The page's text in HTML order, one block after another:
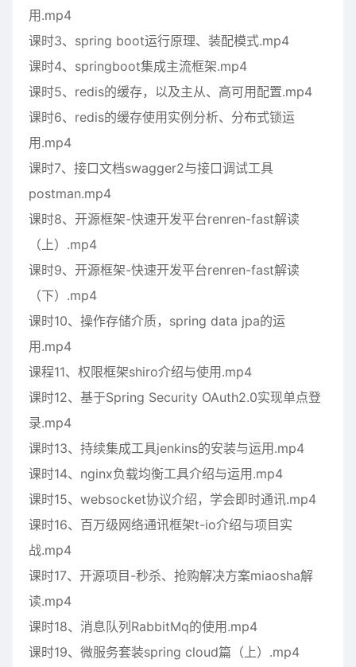
用.mp4
课时3、spring boot运行原理、装配模式.mp4
课时4、springboot集成主流框架.mp4
课时5、redis的缓存，以及主从、高可用配置.mp4
课时6、redis的缓存使用实例分析、分布式锁运
用.mp4
课时7、接口文档swagger2与接口调试工具
postman.mp4
课时8、开源框架-快速开发平台renren-fast解读
（上）.mp4
课时9、开源框架-快速开发平台renren-fast解读
（下）.mp4
课时10、操作存储介质，spring data jpa的运
用.mp4
课程11、权限框架shiro介绍与使用.mp4
课时12、基于Spring Security OAuth2.0实现单点登
录.mp4
课时13、持续集成工具jenkins的安装与运用.mp4
课时14、nginx负载均衡工具介绍与运用.mp4
课时15、websocket协议介绍，学会即时通讯.mp4
课时16、百万级网络通讯框架t-io介绍与项目实
战.mp4
课时17、开源项目-秒杀、抢购解决方案miaosha解
读.mp4
课时18、消息队列RabbitMq的使用.mp4
课时19、微服务套装spring cloud篇（上）.mp4